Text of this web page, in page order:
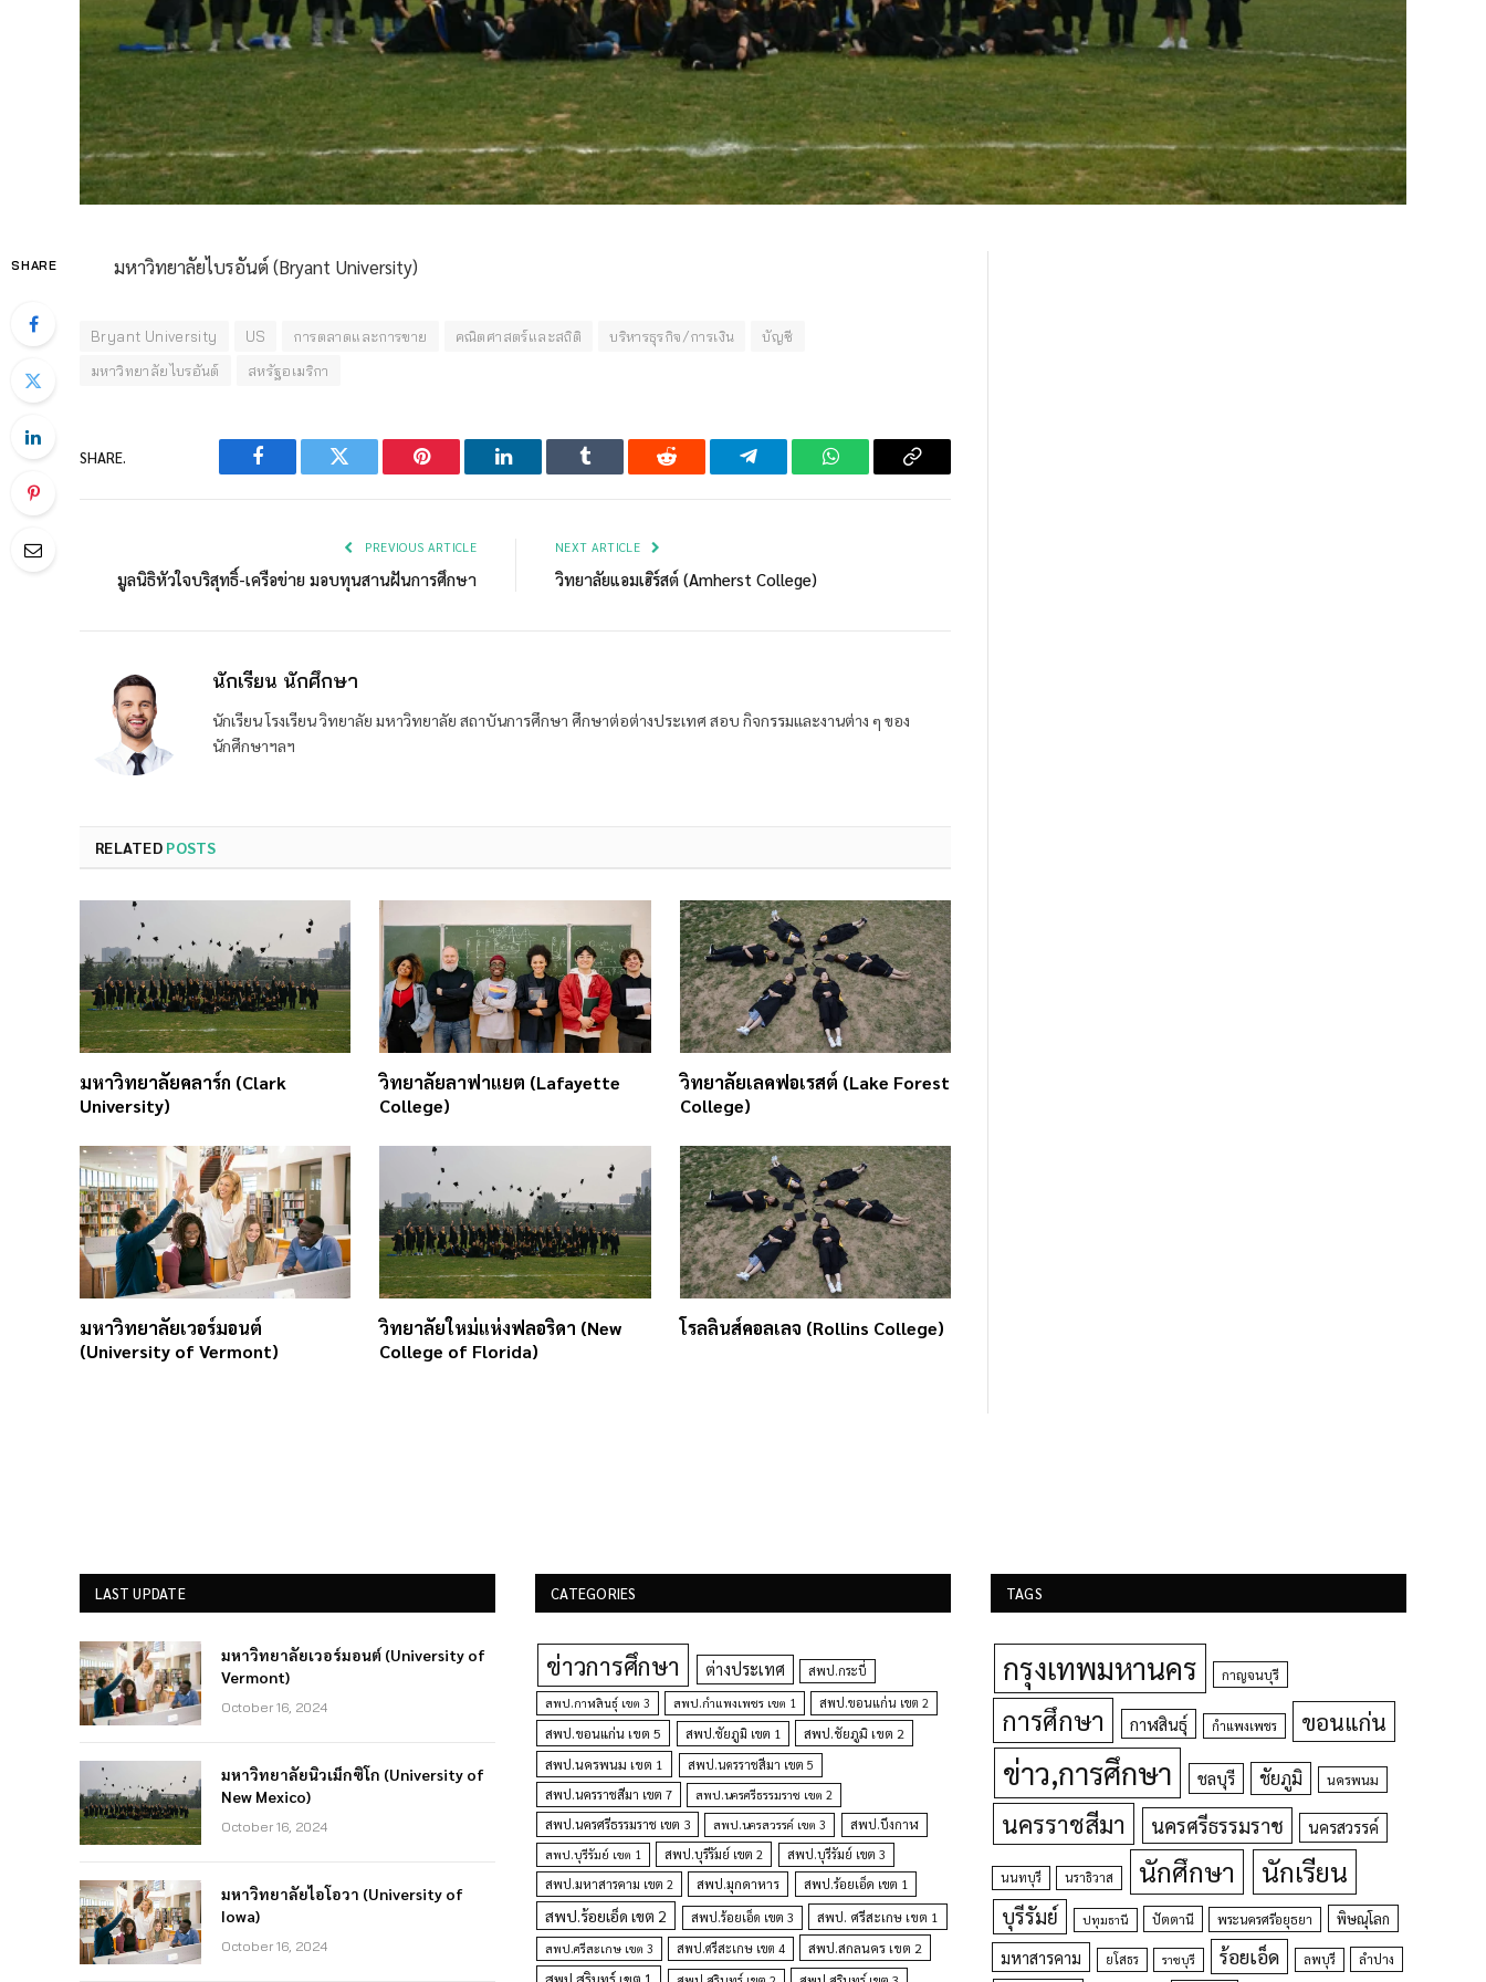
SHARE มหาวิทยาลัยไบรอันต์ (Bryant University)
Bryant University US การตลาดและการขาย คณิตศาสตร์และสถิติ บริหารธุรกิจ/การเงิน
บัญชี
มหาวิทยาลัยไบรอันต์
สหรัฐอเมริกา
SHARE.
Facebook Twitter Pinterest LinkedIn Tumblr Reddit Telegram WhatsAppCopy
PREVIOUS ARTICLE
มูลนิธิหัวใจบริสุทธิ์-เครือข่าย มอบทุนสานฝันการศึกษา
NEXT ARTICLE
วิทยาลัยแอมเฮิร์สต์ (Amherst College)
นักเรียน นักศึกษา
นักเรียน โรงเรียน วิทยาลัย มหาวิทยาลัย สถาบันการศึกษา ศึกษาต่อต่างประเทศ สอบ กิจกรรมและงานต่าง ๆ ของ
นักศึกษาฯลฯ
RELATED POSTS
มหาวิทยาลัยคลาร์ก (Clark
University)
วิทยาลัยลาฟาแยต (Lafayette
College)
วิทยาลัยเลคฟอเรสต์ (Lake Forest
College)
มหาวิทยาลัยเวอร์มอนต์
(University of Vermont)
วิทยาลัยใหม่แห่งฟลอริดา (New
College of Florida)
โรลลินส์คอลเลจ (Rollins College)
LAST UPDATE
มหาวิทยาลัยเวอร์มอนต์ (University of
Vermont)
October 16, 2024
มหาวิทยาลัยนิวเม็กซิโก (University of
New Mexico)
October 16, 2024
มหาวิทยาลัยไอโอวา (University of
Iowa)
October 16, 2024
CATEGORIES
ข่าวการศึกษา ต่างประเทศ สพป.กระบี่
สพป.กาฬสินธุ์ เขต 3 สพป.กำแพงเพชร เขต 1 สพป.ขอนแก่น เขต 2
สพป.ขอนแก่น เขต 5 สพป.ชัยภูมิ เขต 1
สพป.ชัยภูมิ เขต 2
สพป.นครพนม เขต 1
สพป.นครราชสีมา เขต 5
สพป.นครราชสีมา เขต 7
สพป.นครศรีธรรมราช เขต 2
สพป.นครศรีธรรมราช เขต 3 สพป.นครสวรรค์ เขต 3
สพป.บึงกาฬ
สพป.บุรีรัมย์ เขต 1
สพป.บุรีรัมย์ เขต 2
สพป.บุรีรัมย์ เขต 3
สพป.มหาสารคาม เขต 2
สพป.มุกดาหาร สพป.ร้อยเอ็ด เขต 1
สพป.ร้อยเอ็ด เขต 2 สพป.ร้อยเอ็ด เขต 3 สพป. ศรีสะเกษ เขต 1
สพป.ศรีสะเกษ เขต 3 สพป.ศรีสะเกษ เขต 4 สพป.สกลนคร เขต 2
TAGS
กรุงเทพมหานคร กาญจนบุรี
การศึกษา กาฬสินธุ์ กำแพงเพชร ขอนแก่น
ข่าว,การศึกษา ชลบุรี ชัยภูมิ นครพนม
นครราชสีมา นครศรีธรรมราช นครสวรรค์
นนทบุรี นราธิวาส นักศึกษา นักเรียน
บุรีรัมย์ ปทุมธานี ปัตตานี พระนครศรีอยุธยา พิษณุโลก
มหาสารคาม ยโสธร ราชบุรี ร้อยเอ็ด ลพบุรี ลำปาง